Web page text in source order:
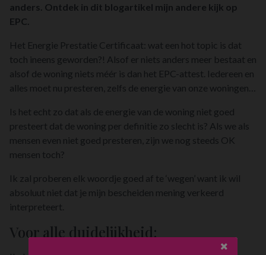
anders. Ontdek in dit blogartikel mijn andere kijk op
EPC.
Het Energie Prestatie Certificaat: wat een hot topic is dat
toch ineens geworden?! Alsof er niets anders meer bestaat en
alsof de woning niets méér is dan het EPC-attest. Iedereen en
alles moet nu presteren, zelfs de energie van onze woningen…
Is het echt zo dat als de energie van de woning niet goed
presteert dat de woning per definitie zo slecht is? Als we als
mensen even niet goed presteren, zijn we nog steeds OK
mensen toch?
Ik zal proberen elk woordje goed af te ‘wegen’ want ik wil
absoluut niet dat je mijn bescheiden mening verkeerd
interpreteert.
Voor alle duidelijkheid: